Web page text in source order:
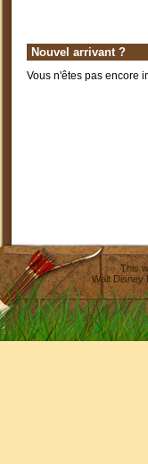
Nouvel arrivant ?
Vous n'êtes pas encore
This
Walt Disney